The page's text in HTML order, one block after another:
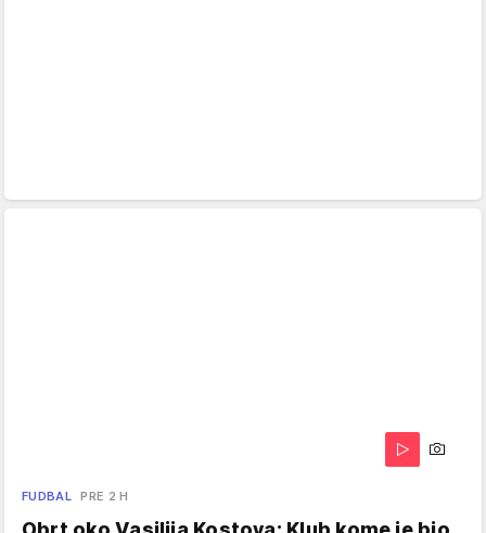
FUDBAL PRE 2 H